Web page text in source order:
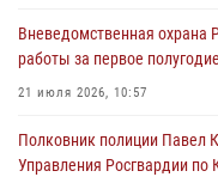
Кемеровские
Вневедомственная охрана
работы за первое полугодие
21 июля 2026, 10:57
Полковник полиции Павел
Управления Росгвардии по